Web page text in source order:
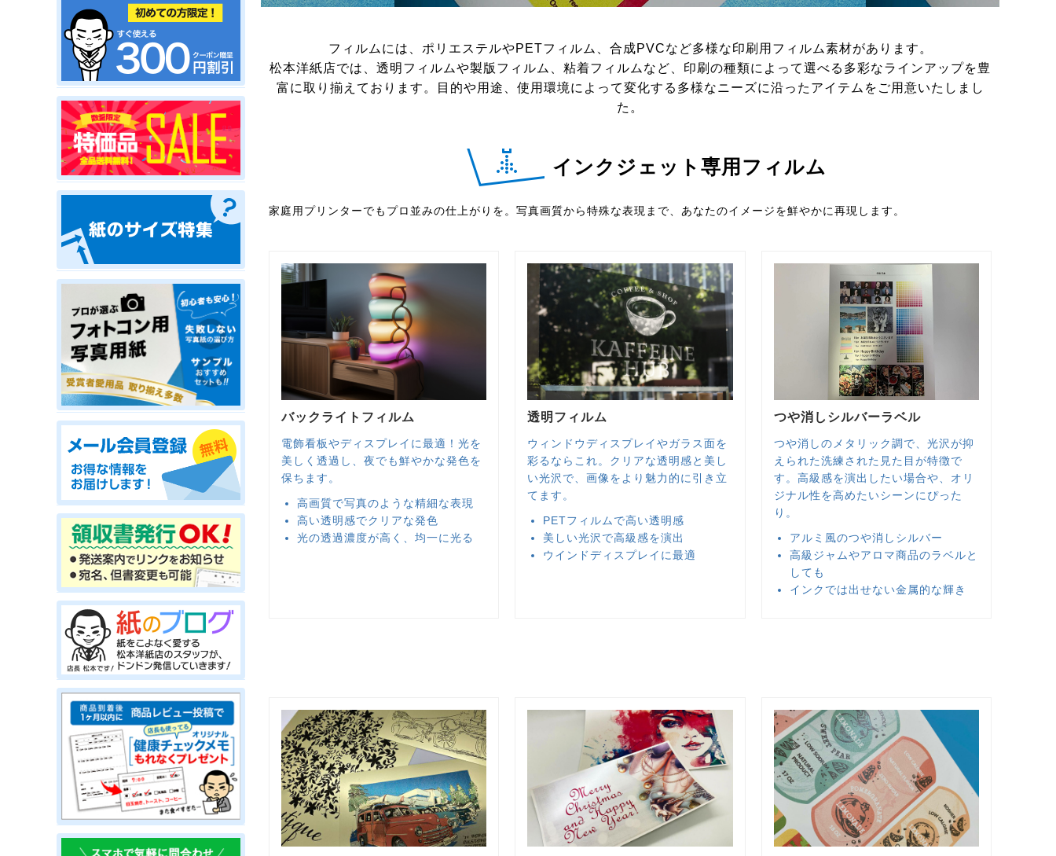
フィルムには、ポリエステルやPETフィルム、合成PVCなど多様な印刷用フィルム素材があります。
松本洋紙店では、透明フィルムや製版フィルム、粘着フィルムなど、印刷の種類によって選べる多彩なラインアップを豊
富に取り揃えております。目的や用途、使用環境によって変化する多様なニーズに沿ったアイテムをご用意いたしまし
た。
インクジェット専用フィルム
家庭用プリンターでもプロ並みの仕上がりを。写真画質から特殊な表現まで、あなたのイメージを鮮やかに再現します。
バックライトフィルム
電飾看板やディスプレイに最適！光を
美しく透過し、夜でも鮮やかな発色を
保ちます。
高画質で写真のような精細な表現
高い透明感でクリアな発色
光の透過濃度が高く、均一に光る
透明フィルム
ウィンドウディスプレイやガラス面を
彩るならこれ。クリアな透明感と美し
い光沢で、画像をより魅力的に引き立
てます。
PETフィルムで高い透明感
美しい光沢で高級感を演出
ウインドディスプレイに最適
つや消しシルバーラベル
つや消しのメタリック調で、光沢が抑
えられた洗練された見た目が特徴で
す。高級感を演出したい場合や、オリ
ジナル性を高めたいシーンにぴった
り。
アルミ風のつや消しシルバー
高級ジャムやアロマ商品のラベルと
しても
インクでは出せない金属的な輝き